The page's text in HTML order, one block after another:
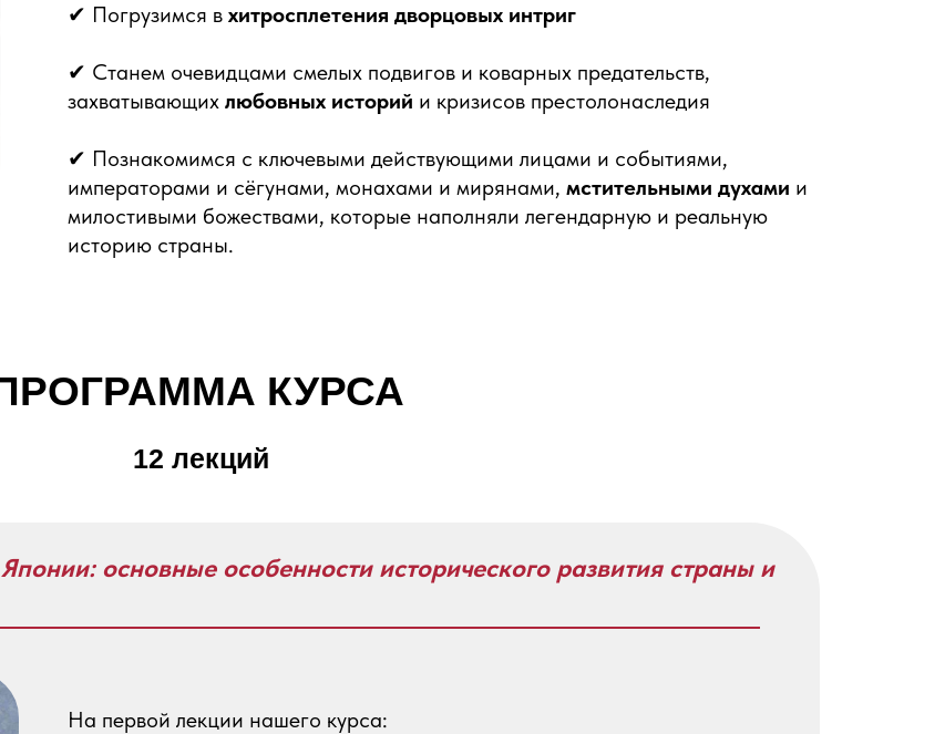
✔ Погрузимся в хитросплетения дворцовых интриг
✔ Станем очевидцами смелых подвигов и коварных предательств,
захватывающих любовных историй и кризисов престолонаследия
✔ Познакомимся с ключевыми действующими лицами и событиями,
императорами и сёгунами, монахами и мирянами, мстительными духами и
милостивыми божествами, которые наполняли легендарную и реальную
историю страны.
основные особенности исторического развития страны и
На первой лекции нашего курса:
КУРСА
12 лекций